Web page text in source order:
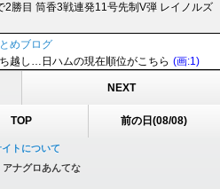
勝目 筒香3戦連発11号先制V弾 レイノルズ
めブログ
越し…日ハムの現在順位がこちら (画:1)
NEXT
TOP 前の日(08/08)
イトについて
アナグロあんてな